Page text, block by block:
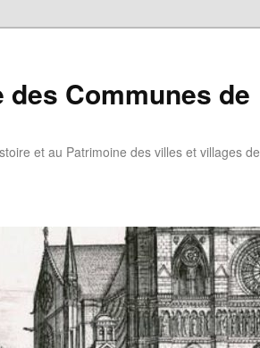
Communes de
et au Patrimoine des villes et villages de